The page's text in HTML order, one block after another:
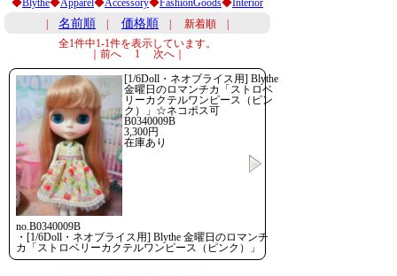
| 名前順 | 価格順 | 新着順 |
全1件中1-1件を表示しています。
｜前へ 1 次へ｜
[1/6Doll・ネオブライス用] Blythe
金曜日のロマンチカ「ストロベ
リーカクテルワンピース（ピン
ク）」☆ネコポス可
B0340009B
3,300円
在庫あり
no.B0340009B
・[1/6Doll・ネオブライス用] Blythe 金曜日のロマンチ
カ「ストロベリーカクテルワンピース（ピンク）」